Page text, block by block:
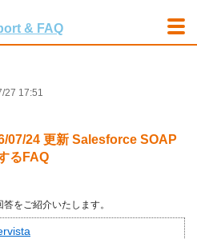
27 17:51
07/24 更新 Salesforce SOAP
るFAQ
をご紹介いたします。